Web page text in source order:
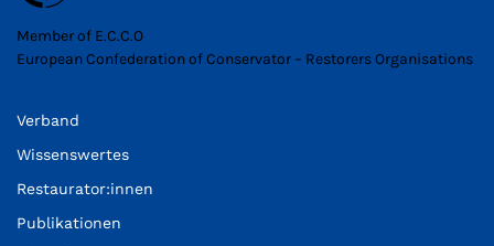
Member of E.C.C.O
European Confederation of Conservator – Restorers Organisations
Verband
Wissenswertes
Restaurator:innen
Publikationen